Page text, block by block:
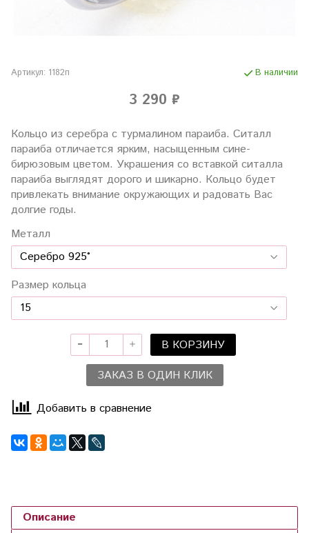
Артикул: 1182п В наличии
3 290 ₽
Кольцо из серебра с турмалином параиба. Ситалл
параиба отличается ярким, насыщенным сине-
бирюзовым цветом. Украшения со вставкой ситалла
параиба выглядят дорого и шикарно. Кольцо будет
привлекать внимание окружающих и радовать Вас
долгие годы.
Металл
Размер кольца
В КОРЗИНУ
ЗАКАЗ В ОДИН КЛИК
Добавить в сравнение
Описание